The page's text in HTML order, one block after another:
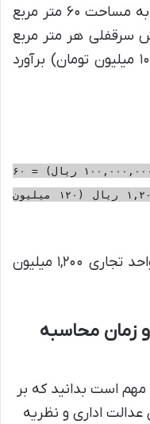
فرض کنید فردی یک واحد تجاری به مساحت ۶۰ متر مربع
سرقفلی هر متر مربع
در آن منطقه، ۱۰۰,۰۰۰,۰۰۰ ریال (۱۰ میلیون تومان) برآورد
جریمه = ۶۰ متر مربع * (۱/۵ * ۱۰۰,۰۰۰,۰۰۰ ریال) = ۶۰
* ۲۰,۰۰۰,۰۰۰ ریال = ۱,۲۰۰,۰۰۰,۰۰۰ ریال (۱۲۰ میلیون
در این حالت، میزان جریمه برای واحد تجاری ۱,۲۰۰ میلیون
محاسبه
مهم است بدانید که بر
اداری و نظریه